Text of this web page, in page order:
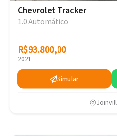
Chevrolet Tracker
1.0 Automático
R$93.800,00
R$93.800,00
2021
Simular